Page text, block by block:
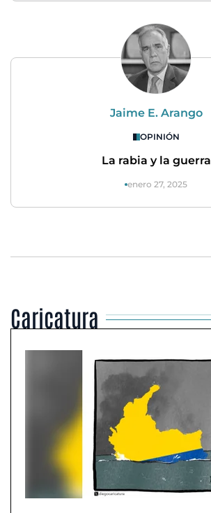
Jaime E. Arango
OPINIÓN
La rabia y la guerra
enero 27, 2025
Caricatura